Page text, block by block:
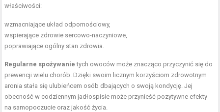
właściwości:
wzmacniające układ odpornościowy,
wspierające zdrowie sercowo-naczyniowe,
poprawiające ogólny stan zdrowia.
Regularne spożywanie tych owoców może znacząco przyczynić się do
prewencji wielu chorób. Dzięki swoim licznym korzyściom zdrowotnym
aronia stała się ulubieńcem osób dbających o swoją kondycję. Jej
obecność w codziennym jadłospisie może przynieść pozytywne efekty
na samopoczucie oraz jakość życia.